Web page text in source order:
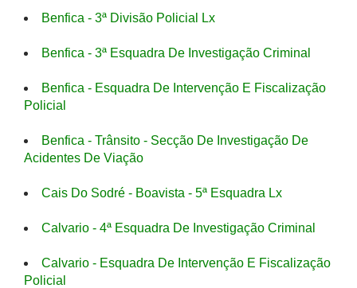
Benfica - 3ª Divisão Policial Lx
Benfica - 3ª Esquadra De Investigação Criminal
Benfica - Esquadra De Intervenção E Fiscalização
Policial
Benfica - Trânsito - Secção De Investigação De
Acidentes De Viação
Cais Do Sodré - Boavista - 5ª Esquadra Lx
Calvario - 4ª Esquadra De Investigação Criminal
Calvario - Esquadra De Intervenção E Fiscalização
Policial